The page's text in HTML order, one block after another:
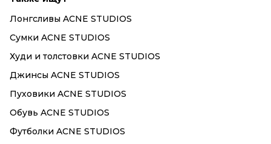
Лонгсливы ACNE STUDIOS
Сумки ACNE STUDIOS
Худи и толстовки ACNE STUDIOS
Джинсы ACNE STUDIOS
Пуховики ACNE STUDIOS
Обувь ACNE STUDIOS
Футболки ACNE STUDIOS